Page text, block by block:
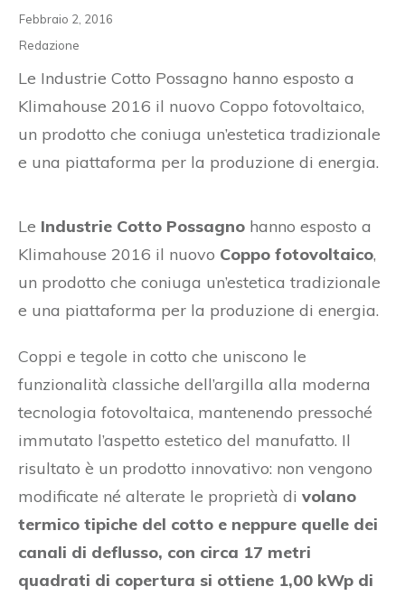
Febbraio 2, 2016
Redazione
Le Industrie Cotto Possagno hanno esposto a
Klimahouse 2016 il nuovo Coppo fotovoltaico,
un prodotto che coniuga un’estetica tradizionale
e una piattaforma per la produzione di energia.
Le Industrie Cotto Possagno hanno esposto a
Klimahouse 2016 il nuovo Coppo fotovoltaico,
un prodotto che coniuga un’estetica tradizionale
e una piattaforma per la produzione di energia.
Coppi e tegole in cotto che uniscono le
funzionalità classiche dell’argilla alla moderna
tecnologia fotovoltaica, mantenendo pressoché
immutato l’aspetto estetico del manufatto. Il
risultato è un prodotto innovativo: non vengono
modificate né alterate le proprietà di volano
termico tipiche del cotto e neppure quelle dei
canali di deflusso, con circa 17 metri
quadrati di copertura si ottiene 1,00 kWp di